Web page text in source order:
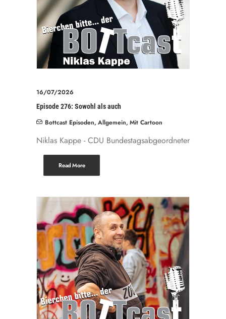
16/07/2026
Episode 276: Sowohl als auch
Bottcast Episoden, Allgemein, Mit Cartoon
Niklas Kappe - CDU Bundestagsabgeordneter
Read More